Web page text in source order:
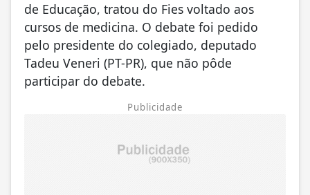
de Educação, tratou do Fies voltado aos
cursos de medicina. O debate foi pedido
pelo presidente do colegiado, deputado
Tadeu Veneri (PT-PR), que não pôde
participar do debate.
Publicidade